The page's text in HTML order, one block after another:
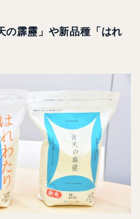
の霹靂」や新品種「はれ